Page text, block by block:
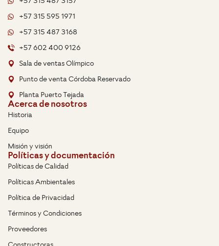
+57 315 595 1971
+57 315 487 3168
+57 602 400 9126
Sala de ventas Olímpico
Punto de venta Córdoba Reservado
Planta Puerto Tejada
Acerca de nosotros
Historia
Equipo
Misión y visión
Políticas y documentación
Políticas de Calidad
Políticas Ambientales
Política de Privacidad
Términos y Condiciones
Proveedores